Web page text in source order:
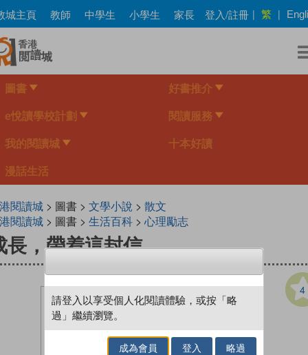
Skip
to
main
content
城主頁 教師 中學生 小學生 家長 登入/註冊 | 繁 |
圖書 好書推介
e悅讀學校計劃 閱讀服務
我的閱讀城 十本好讀
漫話生活
閱讀城 > 圖書 >文學小說 >散文
閱讀城 > 圖書 >生活百科 >心理勵志
長，帶着這封信
4
請登入以享受個人化閱讀體驗，或按「略
過」繼續瀏覽。
成為會員 登入 略過